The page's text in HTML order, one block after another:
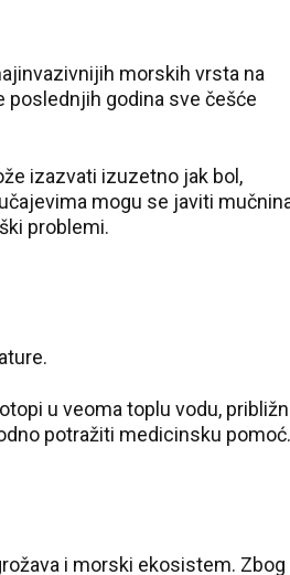
morskih vrsta na
poslednjih godina sve češće
izazvati izuzetno jak bol,
mogu se javiti
problemi.
u veoma toplu vodu,
potražiti medicinsku pomoć.
i morski ekosistem. Zbog